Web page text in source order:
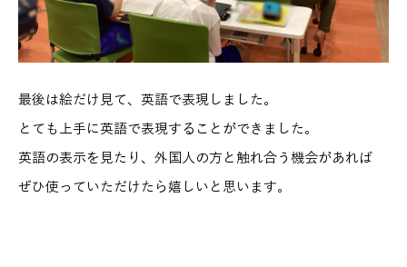
最後は絵だけ見て、英語で表現しました。
とても上手に英語で表現することができました。
英語の表示を見たり、外国人の方と触れ合う機会があれば
ぜひ使っていただけたら嬉しいと思います。